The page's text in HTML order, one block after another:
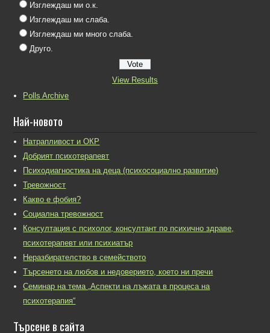
Изглеждаш ми о.к.
Изглеждаш ми слаба.
Изглеждаш ми много слаба.
Друго.
View Results
Polls Archive
Най-новото
Натрапливост и ОКР
Добрият психотерапевт
Психодиагностика на деца (психосоциално развитие)
Тревожност
Какво е фобия?
Социална тревожност
Консултация с психолог, консултант по психично здраве,
психотерапевт или психиатър
Неразбирателство в семейството
Търсенето на любов и недоверието, което ни пречи
Семинар на тема „Аспекти на лъжата в процеса на
психотерапия“
Търсене в сайта